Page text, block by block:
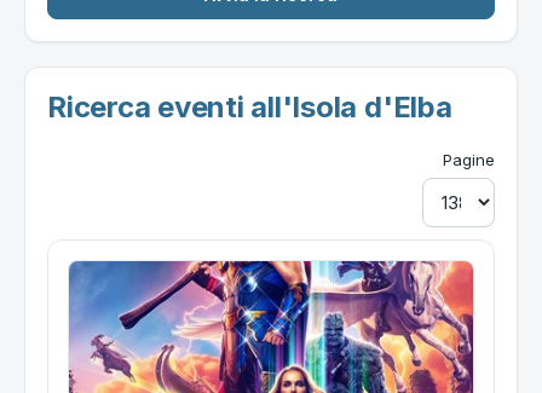
Ricerca eventi all'Isola d'Elba
Pagine